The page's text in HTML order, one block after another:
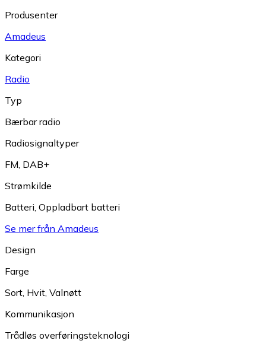
Produsenter
Amadeus
Kategori
Radio
Typ
Bærbar radio
Radiosignaltyper
FM DAB+
Strømkilde
Batteri Oppladbart batteri
Se mer från Amadeus
Design
Farge
Sort Hvit Valnøtt
Kommunikasjon
Trådløs overføringsteknologi